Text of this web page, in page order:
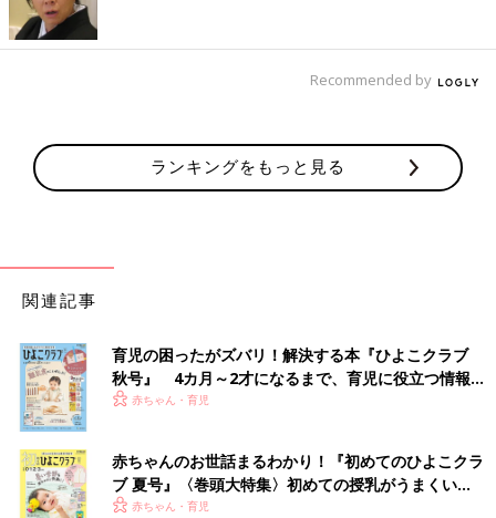
Recommended by
ランキングをもっと見る
関連記事
育児の困ったがズバリ！解決する本『ひよこクラブ
秋号』 4カ月～2才になるまで、育児に役立つ情報が
いっぱい！
赤ちゃん・育児
赤ちゃんのお世話まるわかり！『初めてのひよこクラ
ブ 夏号』〈巻頭大特集〉初めての授乳がうまくい
く！ おっぱい・ミルクの基本と夏のトラブル 解決テ
赤ちゃん・育児